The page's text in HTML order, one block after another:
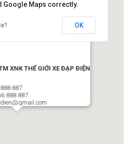
XNK THẾ GIỚI XE ĐẠP ĐIỆN
887
888 887
Google Maps correctly.
OK